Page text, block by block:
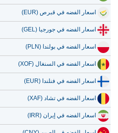
اسعار الفضه في قبرص (EUR)
اسعار الفضه في جورجيا (GEL)
اسعار الفضه في بولندا (PLN)
اسعار الفضه في السنغال (XOF)
اسعار الفضه في فنلندا (EUR)
اسعار الفضه في تشاد (XAF)
اسعار الفضه في إيران (IRR)